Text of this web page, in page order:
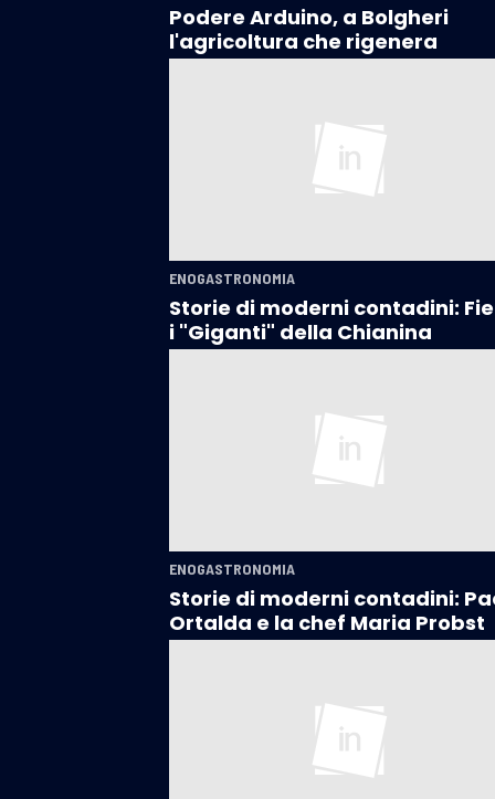
Podere Arduino, a Bolgheri
l'agricoltura che rigenera
ENOGASTRONOMIA
Storie di moderni contadini:
i "Giganti" della Chianina
ENOGASTRONOMIA
Storie di moderni contadini:
Ortalda e la chef Maria Probst